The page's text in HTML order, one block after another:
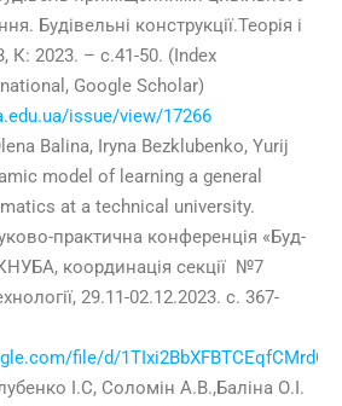
Будівельні конструкції.Теорія і
К: 2023. – с.41-50. (Index
Google Scholar)
issue/view/17266
Balina, Iryna Bezklubenko, Yurij
model of learning a general
at a technical university.
практична конференція «Буд-
координація секції №7
29.11-02.12.2023. с. 367-
file/d/
І.С, Соломін А.В.,Баліна О.І.